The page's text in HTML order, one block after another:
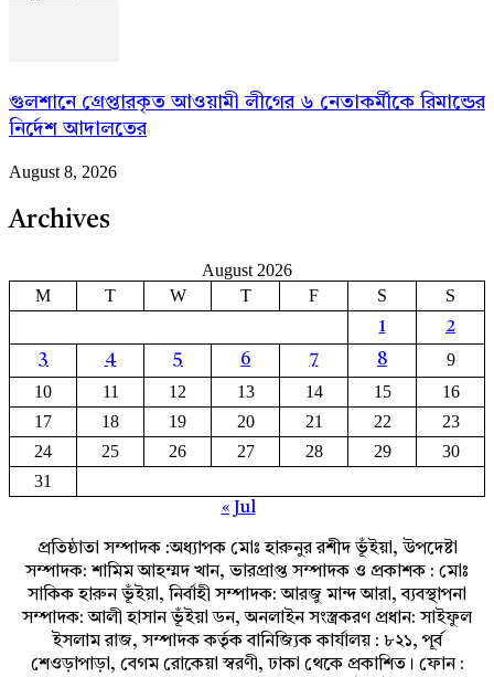
গুলশানে গ্রেপ্তারকৃত আওয়ামী লীগের ৬ নেতাকর্মীকে রিমান্ডের
নির্দেশ আদালতের
August 8, 2026
Archives
August 2026
M
T W T F S S
1
2
3
4 5 6 7 8
9
10
11 12 13 14 15
16
17
18 19 20 21 22
23
24
25 26 27 28 29
30
31
« Jul
প্রতিষ্ঠাতা সম্পাদক :অধ্যাপক মোঃ হারুনুর রশীদ ভূঁইয়া, উপদেষ্টা
সম্পাদক: শামিম আহম্মদ খান, ভারপ্রাপ্ত সম্পাদক ও প্রকাশক : মোঃ
সাকিক হারুন ভূঁইয়া, নির্বাহী সম্পাদক: আরজু মান্দ আরা, ব্যবস্থাপনা
সম্পাদক: আলী হাসান ভূঁইয়া ডন, অনলাইন সংস্ত্রকরণ প্রধান: সাইফুল
ইসলাম রাজ, সম্পাদক কর্তৃক বানিজ্যিক কার্যালয় : ৮২১, পূর্ব
শেওড়াপাড়া, বেগম রোকেয়া স্বরণী, ঢাকা থেকে প্রকাশিত। ফোন :